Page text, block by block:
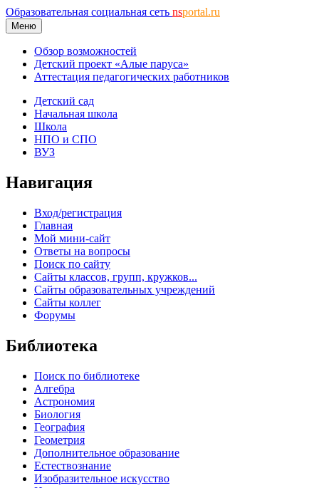
Образовательная социальная сеть nsportal.ru
Меню
Обзор возможностей
Детский проект «Алые паруса»
Аттестация педагогических работников
Детский сад
Начальная школа
Школа
НПО и СПО
ВУЗ
Навигация
Вход/регистрация
Главная
Мой мини-сайт
Ответы на вопросы
Поиск по сайту
Сайты классов, групп, кружков...
Сайты образовательных учреждений
Сайты коллег
Форумы
Библиотека
Поиск по библиотеке
Алгебра
Астрономия
Биология
География
Геометрия
Дополнительное образование
Естествознание
Изобразительное искусство